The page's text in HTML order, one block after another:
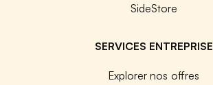
SideStore
SERVICES ENTREPRISE
Explorer nos offres